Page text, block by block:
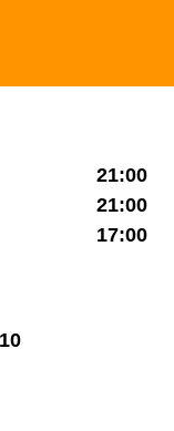
21:00
21:00
17:00